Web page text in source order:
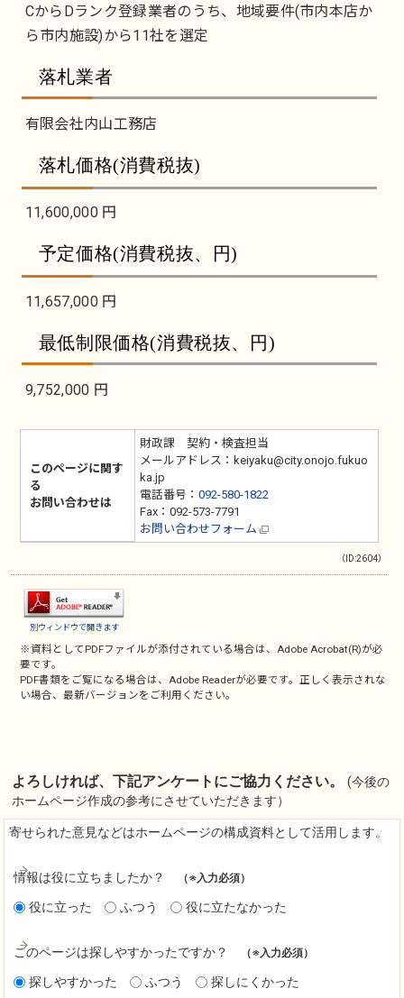
CからDランク登録業者のうち、地域要件(市内本店か
ら市内施設)から11社を選定
落札業者
有限会社内山工務店
落札価格(消費税抜)
11,600,000 円
予定価格(消費税抜、円)
11,657,000 円
最低制限価格(消費税抜、円)
9,752,000 円
このページに関す
る
お問い合わせは
財政課 契約・検査担当
メールアドレス：keiyaku@city.onojo.fukuo
ka.jp
電話番号： 092-580-1822
Fax：092-573-7791
お問い合わせフォーム
（ID:2604）
別ウィンドウで開きます
※資料としてPDFファイルが添付されている場合は、Adobe Acrobat(R)が必
要です。
PDF書類をご覧になる場合は、Adobe Readerが必要です。正しく表示されな
い場合、最新バージョンをご利用ください。